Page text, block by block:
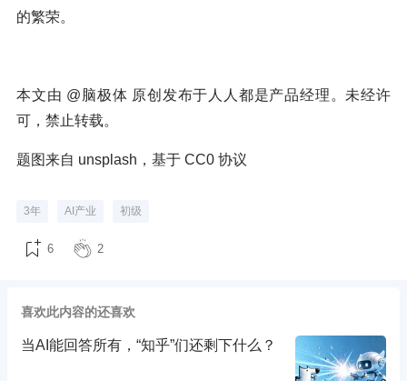
的繁荣。
本文由 @脑极体 原创发布于人人都是产品经理。未经许
可，禁止转载。
题图来自 unsplash，基于 CC0 协议
3年 AI产业 初级
6 2
喜欢此内容的还喜欢
当AI能回答所有，“知乎”们还剩下什么？